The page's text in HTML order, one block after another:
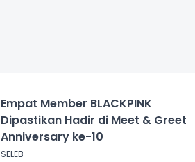
Empat Member BLACKPINK
Dipastikan Hadir di Meet & Greet
Anniversary ke-10
SELEB